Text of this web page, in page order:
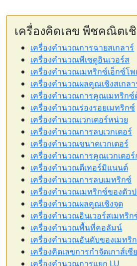
เครื่องคิดเลข พีชคณิตเ
เครื่องคำนวณการฉายสเกลาร์
เครื่องคำนวณพีเซดูอินเวอร์ส
เครื่องคำนวณเมทริกซ์เอ็กซ์โพ
เครื่องคำนวณผลคูณเชิงสเกลา
เครื่องคำนวณการคูณเมทริกซ์
เครื่องคำนวณร่องรอยเมทริกซ์
เครื่องคำนวณเวกเตอร์หน่วย
เครื่องคำนวณการลบเวกเตอร์
เครื่องคำนวณขนาดเวกเตอร์
เครื่องคำนวณการคูณเวกเตอร์
เครื่องคำนวณดีเทอร์มิแนนต์
เครื่องคำนวณการลบเมทริกซ์
เครื่องคำนวณเมทริกซ์ของตัว
เครื่องคำนวณผลคูณเชิงจุด
เครื่องคำนวณอินเวอร์สเมทริก
เครื่องคำนวณพื้นที่คอลัมน์
เครื่องคำนวณอันดับของเมทริ
เครื่องคิดเลขการกำจัดเกาส์เซี
เครื่องคำนวณการแยก LU